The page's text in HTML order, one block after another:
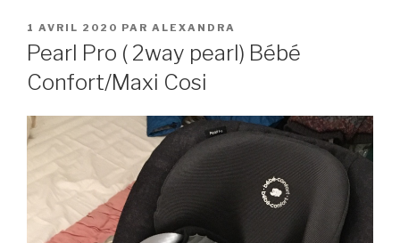
PUBLIÉ
LE
1 AVRIL 2020 PAR ALEXANDRA
Pearl Pro ( 2way pearl) Bébé
Confort/Maxi Cosi